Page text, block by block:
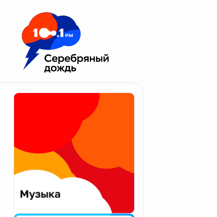
Москва 100.1 FM
Апатиты
Екатеринбург
Калининград
Калуга